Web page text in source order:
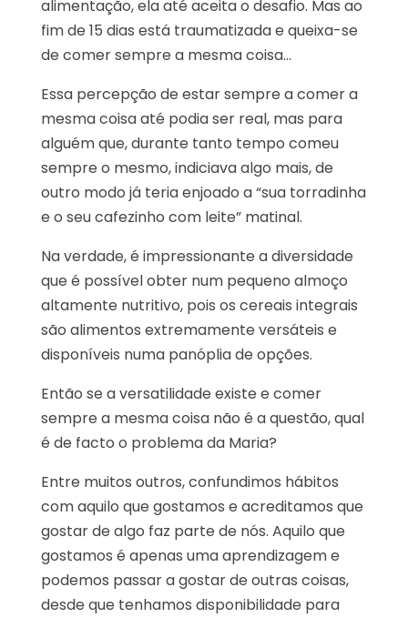
alimentação, ela até aceita o desafio. Mas ao
fim de 15 dias está traumatizada e queixa-se
de comer sempre a mesma coisa…
Essa percepção de estar sempre a comer a
mesma coisa até podia ser real, mas para
alguém que, durante tanto tempo comeu
sempre o mesmo, indiciava algo mais, de
outro modo já teria enjoado a “sua torradinha
e o seu cafezinho com leite” matinal.
Na verdade, é impressionante a diversidade
que é possível obter num pequeno almoço
altamente nutritivo, pois os cereais integrais
são alimentos extremamente versáteis e
disponíveis numa panóplia de opções.
Então se a versatilidade existe e comer
sempre a mesma coisa não é a questão, qual
é de facto o problema da Maria?
Entre muitos outros, confundimos hábitos
com aquilo que gostamos e acreditamos que
gostar de algo faz parte de nós. Aquilo que
gostamos é apenas uma aprendizagem e
podemos passar a gostar de outras coisas,
desde que tenhamos disponibilidade para